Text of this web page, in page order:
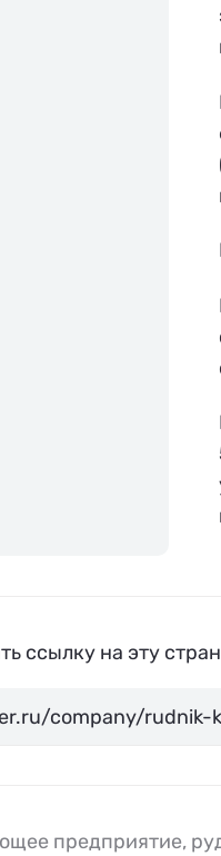
ссылку на эту
предприятие,